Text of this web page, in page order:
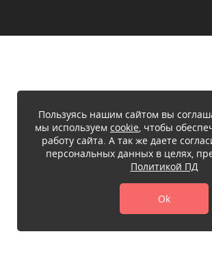
Пользуясь нашим сайтом вы
мы используем cookie, чтобы
работу сайта. А так же даете
персональных данных в целях,
Политикой ПД
Ok